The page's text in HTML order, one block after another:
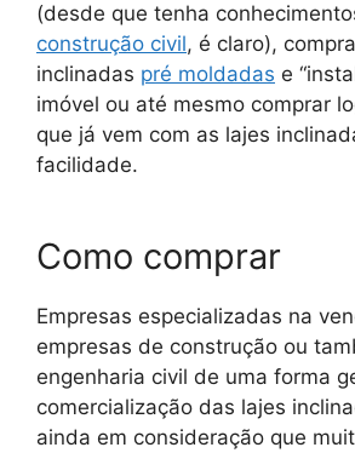
(desde que tenha
construção civil, é claro),
inclinadas pré moldadas e
imóvel ou até mesmo comprar
que já vem com as lajes
facilidade.
Como comprar
Empresas especializadas na
empresas de construção ou
engenharia civil de uma forma
comercialização das lajes
ainda em consideração que